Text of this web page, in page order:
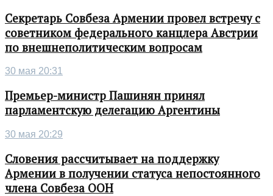
Секретарь Совбеза Армении провел встречу с
советником федерального канцлера Австрии
по внешнеполитическим вопросам
30 мая 20:31
Премьер-министр Пашинян принял
парламентскую делегацию Аргентины
30 мая 20:29
Словения рассчитывает на поддержку
Армении в получении статуса непостоянного
члена Совбеза ООН